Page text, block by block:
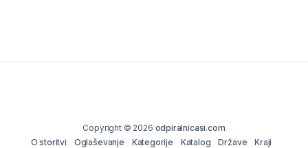
Copyright © 2026 odpiralnicasi.com
O storitvi
Oglaševanje Kategorije Katalog Države
Kraji